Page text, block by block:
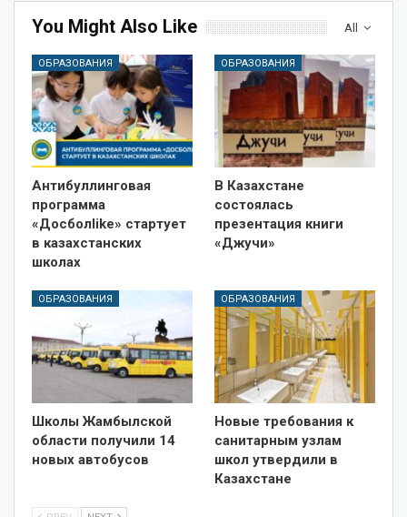
All
You Might Also Like
ОБРАЗОВАНИЯ
Антибуллинговая
программа
«Досболlike» стартует
в казахстанских
школах
ОБРАЗОВАНИЯ
В Казахстане
состоялась
презентация книги
«Джучи»
ОБРАЗОВАНИЯ
Школы Жамбылской
области получили 14
новых автобусов
ОБРАЗОВАНИЯ
Новые требования к
санитарным узлам
школ утвердили в
Казахстане